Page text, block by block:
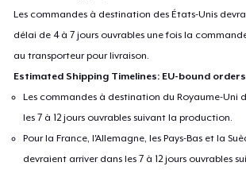
Les commandes à destination des États-Unis
délai de 4 à 7 jours ouvrables une fois la
au transporteur pour livraison.
Estimated Shipping Timelines: EU-bound orders
Les commandes à destination du Royaume-Uni
les 7 à 12 jours ouvrables suivant la production.
Pour la France, l'Allemagne, les Pays-Bas et la
devraient arriver dans les 7 à 12 jours ouvrables